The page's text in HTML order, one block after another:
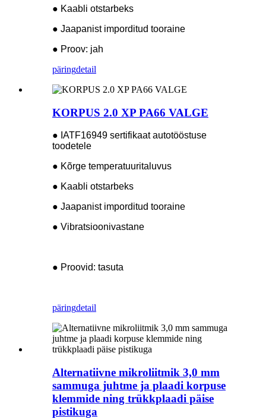
● Kaabli otstarbeks
● Jaapanist imporditud tooraine
● Proov: jah
päringdetail
KORPUS 2.0 XP PA66 VALGE
● IATF16949 sertifikaat autotööstuse
toodetele
● Kõrge temperatuuritaluvus
● Kaabli otstarbeks
● Jaapanist imporditud tooraine
● Vibratsioonivastane
● Proovid: tasuta
päringdetail
Alternatiivne mikroliitmik 3,0 mm
sammuga juhtme ja plaadi korpuse
klemmide ning trükkplaadi päise
pistikuga